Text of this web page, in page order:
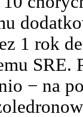
1 rok
SRE.
− na